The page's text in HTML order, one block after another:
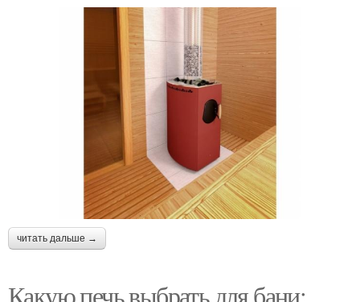
читать дальше →
Какую печь выбрать для бани: